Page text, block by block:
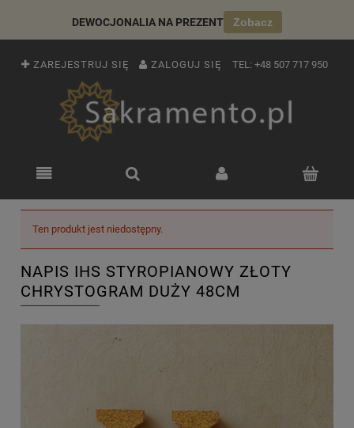
DEWOCJONALIA NA PREZENT Zobacz
ZAREJESTRUJ SIĘ ZALOGUJ SIĘ TEL: +48 507 717 950
Ten produkt jest niedostępny.
NAPIS IHS STYROPIANOWY ZŁOTY
CHRYSTOGRAM DUŻY 48CM